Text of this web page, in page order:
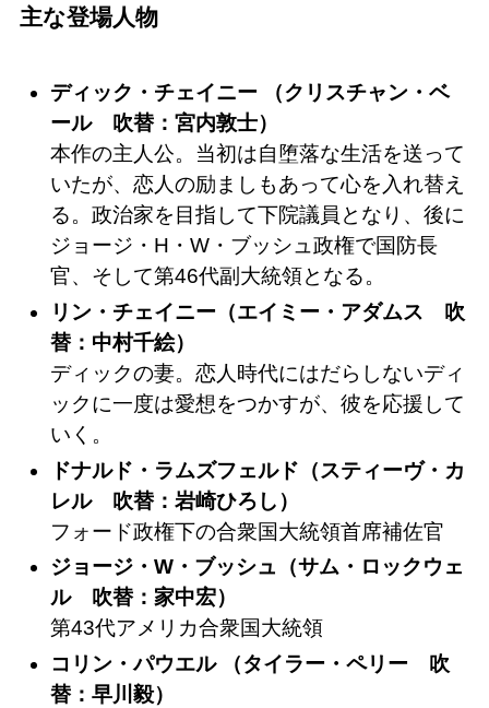
主な登場人物
ディック・チェイニー （クリスチャン・ベ
ール 吹替：宮内敦士）
本作の主人公。当初は自堕落な生活を送って
いたが、恋人の励ましもあって心を入れ替え
る。政治家を目指して下院議員となり、後に
ジョージ・H・W・ブッシュ政権で国防長
官、そして第46代副大統領となる。
リン・チェイニー（エイミー・アダムス 吹
替：中村千絵）
ディックの妻。恋人時代にはだらしないディ
ックに一度は愛想をつかすが、彼を応援して
いく。
ドナルド・ラムズフェルド（スティーヴ・カ
レル 吹替：岩崎ひろし）
フォード政権下の合衆国大統領首席補佐官
ジョージ・W・ブッシュ（サム・ロックウェ
ル 吹替：家中宏）
第43代アメリカ合衆国大統領
コリン・パウエル （タイラー・ペリー 吹
替：早川毅）